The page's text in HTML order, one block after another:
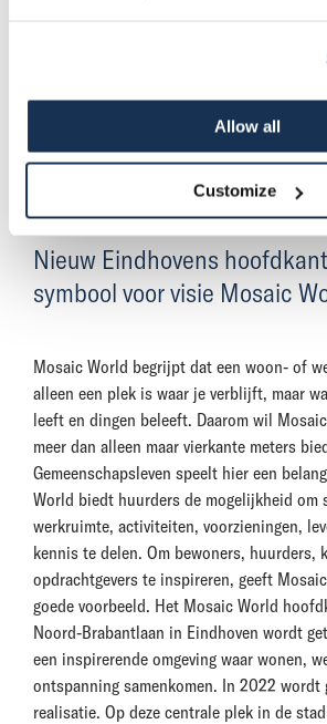
Allow all
Customize
harmonie aan te brengen, omdat steden
totaalpakket aan dienstverlening. Zo
onze herijkte visie:Reshaping Urban
Nieuw Eindhovens
symbool voor visie Mosaic
Mosaic World begrijpt dat een woon- of
alleen een plek is waar je verblijft, maar
leeft en dingen beleeft. Daarom wil
meer dan alleen maar vierkante meters
Gemeenschapsleven speelt hier een
World biedt huurders de mogelijkheid om
werkruimte, activiteiten, voorzieningen,
kennis te delen. Om bewoners, huurders,
opdrachtgevers te inspireren, geeft
goede voorbeeld. Het Mosaic World
Noord-Brabantlaan in Eindhoven wordt
een inspirerende omgeving waar wonen,
ontspanning samenkomen. In 2022 wordt
realisatie. Op deze centrale plek in de